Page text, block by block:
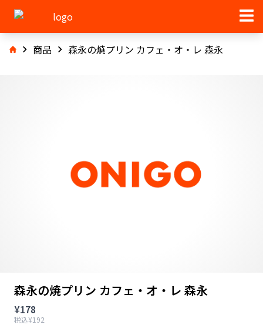
商品 森永の焼プリン カフェ・オ・レ 森永
森永の焼プリン カフェ・オ・レ 森永
¥178
税込¥192